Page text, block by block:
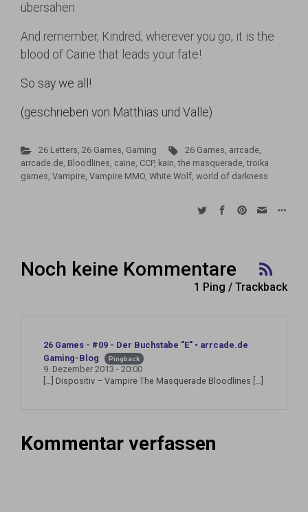
übersahen.
And remember, Kindred, wherever you go, it is the
blood of Caine that leads your fate!
So say we all!
(geschrieben von Matthias und Valle)
26 Letters, 26 Games, Gaming 26 Games, arrcade,
arrcade.de, Bloodlines, caine, CCP, kain,the masquerade,troika
games, Vampire, Vampire MMO, White Wolf, world of darkness
Noch keine Kommentare
1 Ping / Trackback
26 Games - #09 - Der Buchstabe "E" • arrcade.de
Gaming-Blog
Pingback
9. Dezember 2013 - 20:00
[…] Dispositiv – Vampire The Masquerade Bloodlines […]
Kommentar verfassen